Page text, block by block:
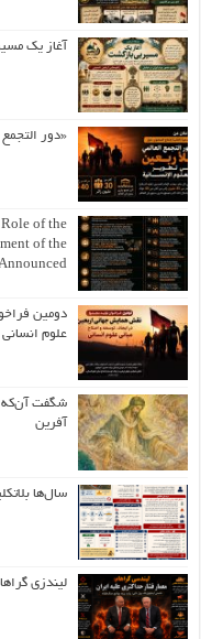
آغاز یک
«دور التجمع
of the
of the
دومین
علوم انسانی
شگفت آن‌که
آفرین
سال‌ها
لیندزی